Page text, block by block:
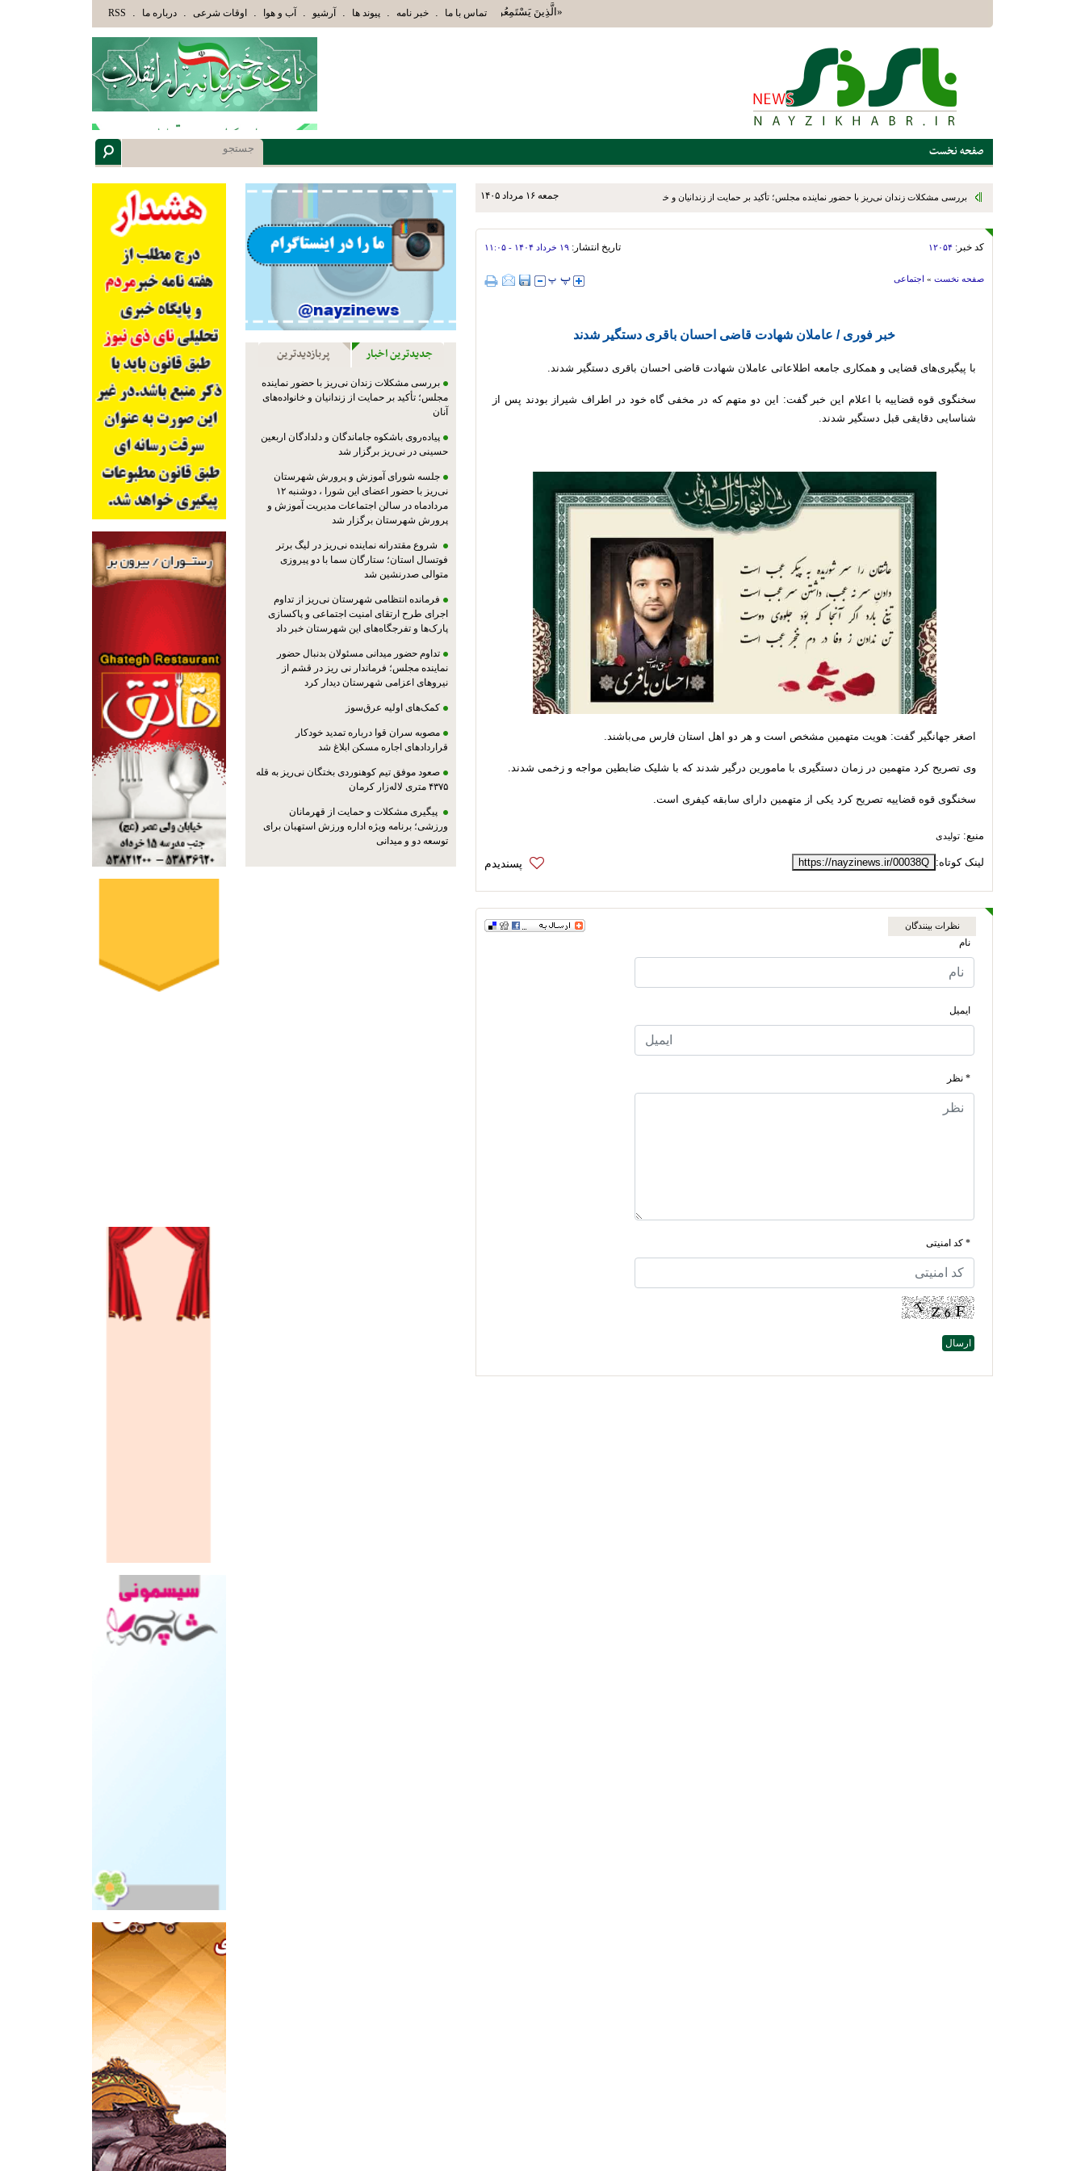
«الَّذِينَ يَسْتَمِعُونَ الْقَوْلَ فَيَتَّبِعُونَ أَحْسَنَهُ أُوْلَئِكَ الَّذِينَ هَدَاهُمُ اللَّهُ وَأُوْلَئِكَ هُمْ أُوْلُوا الْأَلْبَابِ» عاقلان هدایت یافته،حرفها را میشنوند و
تماس با ما . خبر نامه . پیوند ها . آرشیو . آب و هوا . اوقات شرعی . درباره ما .
RSS
صفحه نخست
جمعه ۱۶ مرداد ۱۴۰۵ بررسی مشکلات زندان نی‌ریز با حضور نماینده مجلس؛ تأکید بر حمایت از زندانیان و خانواده‌های آنان
کد خبر: ۱۲۰۵۴ تاریخ انتشار: ۱۹ خرداد ۱۴۰۴ - ۱۱:۰۵
صفحه نخست » اجتماعی
خبر فوری / عاملان شهادت قاضی احسان باقری دستگیر شدند
با پیگیری‌های قضایی و همکاری جامعه اطلاعاتی عاملان شهادت قاضی احسان باقری دستگیر شدند.
سخنگوی قوه قضاییه با اعلام این خبر گفت: این دو متهم که در مخفی گاه خود در اطراف شیراز بودند پس از
شناسایی دقایقی قبل دستگیر شدند.
اصغر جهانگیر گفت: هویت متهمین مشخص است و هر دو اهل استان فارس می‌باشند.
وی تصریح کرد متهمین در زمان دستگیری با مامورین درگیر شدند که با شلیک ضابطین مواجه و زخمی شدند.
سخنگوی قوه قضاییه تصریح کرد یکی از متهمین دارای سابقه کیفری است.
منبع: تولیدی
لینک کوتاه: https://nayzinews.ir/00038Q
نظرات بینندگان
نام
ایمیل
* نظر
* کد امنیتی
جدیدترین اخبار پربازدیدترین
بررسی مشکلات زندان نی‌ریز با حضور نماینده
مجلس؛ تأکید بر حمایت از زندانیان و خانواده‌های
آنان
پیاده‌روی باشکوه جاماندگان و دلدادگان اربعین
حسینی در نی‌ریز برگزار شد
جلسه شورای آموزش و پرورش شهرستان
نی‌ریز با حضور اعضای این شورا ، دوشنبه ۱۲
مردادماه در سالن اجتماعات مدیریت آموزش و
پرورش شهرستان برگزار شد
شروع مقتدرانه نماینده نی‌ریز در لیگ برتر
فوتسال استان؛ ستارگان سما با دو پیروزی
متوالی صدرنشین شد
فرمانده انتظامی شهرستان نی‌ریز از تداوم
اجرای طرح ارتقای امنیت اجتماعی و پاکسازی
پارک‌ها و تفرجگاه‌های این شهرستان خبر داد
تداوم حضور میدانی مسئولان بدنبال حضور
نماینده مجلس؛ فرماندار نی ریز در قشم از
نیروهای اعزامی شهرستان دیدار کرد
کمک‌های اولیه عرق‌سوز
مصوبه سران قوا درباره تمدید خودکار
قراردادهای اجاره مسکن ابلاغ شد
صعود موفق تیم کوهنوردی بختگان نی‌ریز به قله
۴۳۷۵ متری لاله‌زار کرمان
پیگیری مشکلات و حمایت از قهرمانان
ورزشی؛ برنامه ویژه اداره ورزش استهبان برای
توسعه دو و میدانی